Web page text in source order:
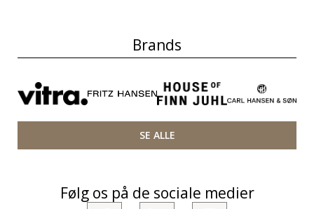
Brands
SE ALLE
Følg os på de sociale medier